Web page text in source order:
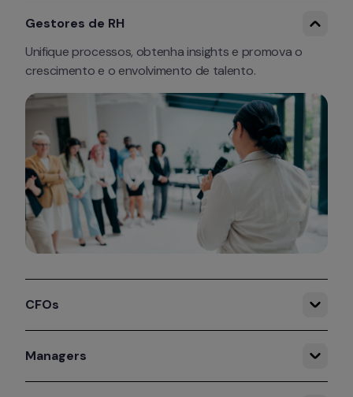
Gestores de RH
Unifique processos, obtenha insights e promova o
crescimento e o envolvimento de talento.
CFOs
Managers